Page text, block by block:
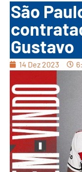
São
Gustavo
14 Dez 2023